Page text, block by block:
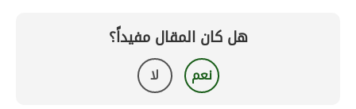
هل كان المقال مفيداً؟
نعم لا